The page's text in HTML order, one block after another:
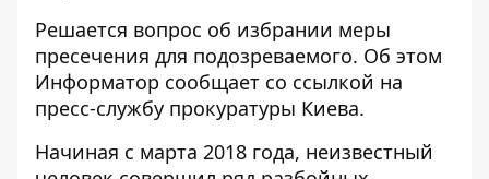
Решается вопрос об избрании меры
пресечения для подозреваемого. Об этом
Информатор сообщает со ссылкой на
пресс-службу прокуратуры Киева.
Начиная с марта 2018 года, неизвестный